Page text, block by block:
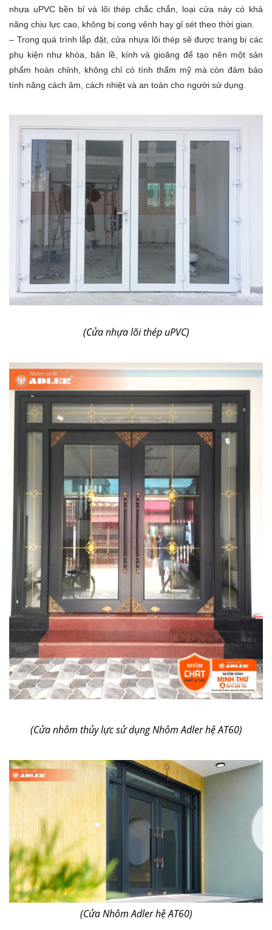
nhựa uPVC bền bỉ và lõi thép chắc chắn, loại cửa này có khả
năng chịu lực cao, không bị cong vênh hay gỉ sét theo thời gian.
– Trong quá trình lắp đặt, cửa nhựa lõi thép sẽ được trang bị các
phụ kiện như khóa, bản lề, kính và gioăng để tạo nên một sản
phẩm hoàn chỉnh, không chỉ có tính thẩm mỹ mà còn đảm bảo
tính năng cách âm, cách nhiệt và an toàn cho người sử dụng.
(Cửa nhựa lõi thép uPVC)
(Cửa nhôm thủy lực sử dụng Nhôm Adler hệ AT60)
(Cửa Nhôm Adler hệ AT60)